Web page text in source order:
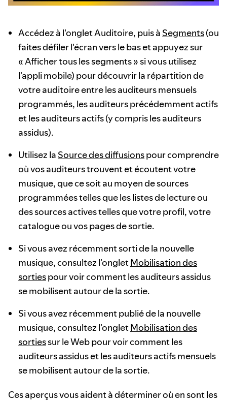
Accédez à l'onglet Auditoire, puis à Segments(ou
faites défiler l'écran vers le bas et appuyez sur
« Afficher tous les segments » si vous utilisez
l'appli mobile) pour découvrir la répartition de
votre auditoire entre les auditeurs mensuels
programmés, les auditeurs précédemment actifs
et les auditeurs actifs (y compris les auditeurs
assidus).
Utilisez la Source des diffusionspour comprendre
où vos auditeurs trouvent et écoutent votre
musique, que ce soit au moyen de sources
programmées telles que les listes de lecture ou
des sources actives telles que votre profil, votre
catalogue ou vos pages de sortie.
Si vous avez récemment sorti de la nouvelle
musique, consultez l'ongletMobilisation des
sortiespour voir comment les auditeurs assidus
se mobilisent autour de la sortie.
Si vous avez récemment publié de la nouvelle
musique, consultez l'ongletMobilisation des
sortiessur le Web pour voir comment les
auditeurs assidus et les auditeurs actifs mensuels
se mobilisent autour de la sortie.
Ces aperçus vous aident à déterminer où en sont les